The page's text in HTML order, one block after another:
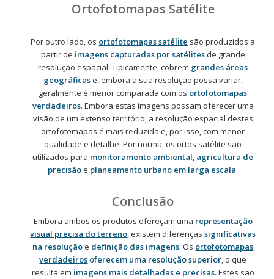
Ortofotomapas Satélite
Por outro lado, os ortofotomapas satélite são produzidos a
partir de imagens capturadas por satélitesde grande
resolução espacial. Tipicamente, cobrem grandes áreas
geográficase, embora a sua resolução possa variar,
geralmente é menor comparada com os ortofotomapas
verdadeiros. Embora estas imagens possam oferecer uma
visão de um extenso território, a resolução espacial destes
ortofotomapas é mais reduzida e, por isso, com menor
qualidade e detalhe. Por norma, os ortos satélite são
utilizados para monitoramento ambiental, agricultura de
precisãoe planeamento urbano em larga escala.
Conclusão
Embora ambos os produtos ofereçam uma representação
visual precisa do terreno, existem diferençassignificativas
na resoluçãoe definição das imagens. Os ortofotomapas
verdadeiros oferecem uma resolução superior, o que
resulta em imagens mais detalhadas e precisas.Estes são